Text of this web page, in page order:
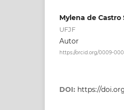
Mylena de Castro
UFJF
Autor
https://orcid.org/0009-
DOI: https://